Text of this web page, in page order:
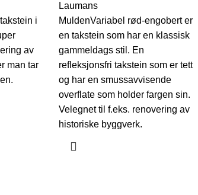
i
av
man tar
Laumans
MuldenVariabel rød-engobert er
en takstein som har en klassisk
gammeldags stil. En
refleksjonsfri takstein som er tett
og har en smussavvisende
overflate som holder fargen sin.
Velegnet til f.eks. renovering av
historiske byggverk.